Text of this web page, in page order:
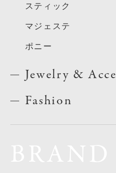
スティック
マジェステ
ポニー
Jewelry &
Fashion